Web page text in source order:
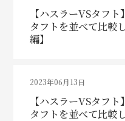
【ハスラーVSタフ
タフトを並べて比較
編】
2023年06月13日
【ハスラーVSタフ
タフトを並べて比較